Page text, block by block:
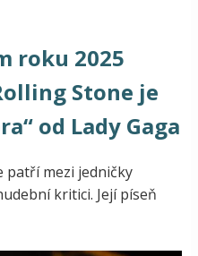
roku 2025
Stone je
od Lady Gaga
patří mezi jedničky
kritici. Její píseň